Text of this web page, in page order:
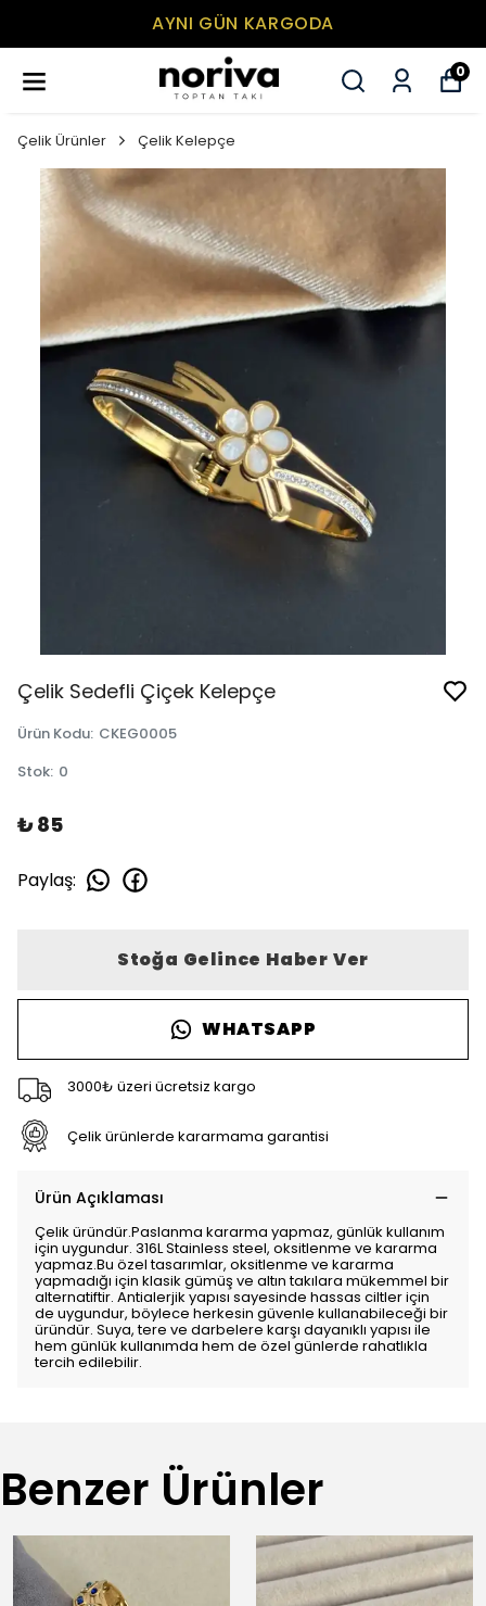
AYNI GÜN KARGODA
0
Çelik Ürünler Çelik Kelepçe
Çelik Sedefli Çiçek Kelepçe
Ürün Kodu: CKEG0005
Stok: 0
₺ 85
Paylaş:
Stoğa Gelince Haber Ver
WHATSAPP
3000₺ üzeri ücretsiz kargo
Çelik ürünlerde kararmama garantisi
Ürün Açıklaması
Çelik üründür.Paslanma kararma yapmaz, günlük kullanım
için uygundur. 316L Stainless steel, oksitlenme ve kararma
yapmaz.Bu özel tasarımlar, oksitlenme ve kararma
yapmadığı için klasik gümüş ve altın takılara mükemmel bir
alternatiftir. Antialerjik yapısı sayesinde hassas ciltler için
de uygundur, böylece herkesin güvenle kullanabileceği bir
üründür. Suya, tere ve darbelere karşı dayanıklı yapısı ile
hem günlük kullanımda hem de özel günlerde rahatlıkla
tercih edilebilir.
Benzer Ürünler